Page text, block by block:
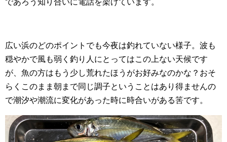
であろう知り合いに電話を架けています。
広い浜のどのポイントでも今夜は釣れていない様子。波も
穏やかで風も弱く釣り人にとってはこの上ない天候です
が、魚の方はもう少し荒れたほうがお好みなのかな？おそ
らくこのまま朝まで同じ調子ということはあり得ませんの
で潮汐や潮流に変化があった時に時合いがある筈です。